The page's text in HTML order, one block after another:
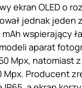
ekran OLED o
jednak jeden
wspierający
aparat
Mpx, natomiast
Producent